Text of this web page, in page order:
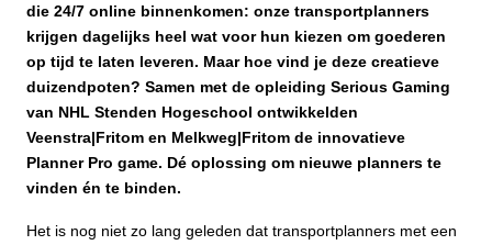
die 24/7 online binnenkomen: onze transportplanners
krijgen dagelijks heel wat voor hun kiezen om goederen
op tijd te laten leveren. Maar hoe vind je deze creatieve
duizendpoten? Samen met de opleiding Serious Gaming
van NHL Stenden Hogeschool ontwikkelden
Veenstra|Fritom en Melkweg|Fritom de innovatieve
Planner Pro game. Dé oplossing om nieuwe planners te
vinden én te binden.
Het is nog niet zo lang geleden dat transportplanners met een